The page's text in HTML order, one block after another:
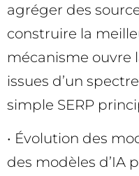
agréger des
construire la
mécanisme ouvre
issues d’un
simple SERP
• Évolution des
des modèles d’IA